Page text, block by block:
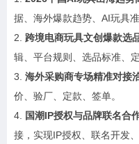
据、海外爆款趋势、AI玩具
2. 跨境电商玩具文创爆款选
辑、平台规则、选品标准、
3. 海外采购商专场精准对接
价、验厂、定款、签单。
4.
国潮IP授权与品牌联名合
接，实现IP授权、联名开发、